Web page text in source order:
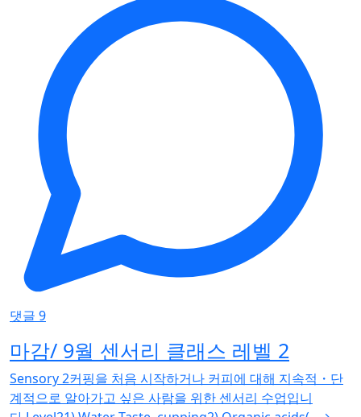
댓글 9
마감/ 9월 센서리 클래스 레벨 2
Sensory 2커핑을 처음 시작하거나 커피에 대해 지속적・단
계적으로 알아가고 싶은 사람을 위한 센서리 수업입니